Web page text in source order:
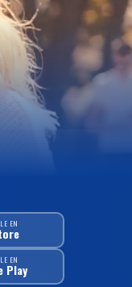
EN
EN
Play